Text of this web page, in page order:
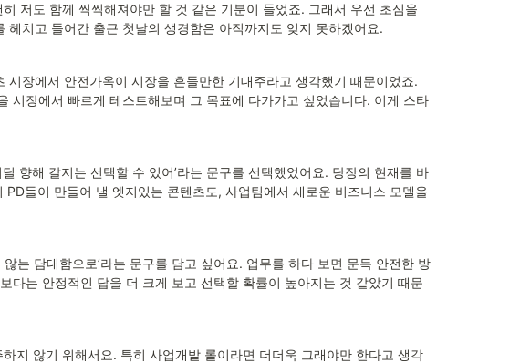
저도 함께 씩씩해져야만 할 것 같은 기분이 들었죠. 그래서 우선 초심을
치고 들어간 출근 첫날의 생경함은 아직까지도 잊지 못하겠어요.
장에서 안전가옥이 시장을 흔들만한 기대주라고 생각했기 때문이었죠.
시장에서 빠르게 테스트해보며 그 목표에 다가가고 싶었습니다. 이게 스타
향해 갈지는 선택할 수 있어’라는 문구를 선택했었어요. 당장의 현재를 바
들이 만들어 낼 엣지있는 콘텐츠도, 사업팀에서 새로운 비즈니스 모델을
는 담대함으로’라는 문구를 담고 싶어요. 업무를 하다 보면 문득 안전한 방
다는 안정적인 답을 더 크게 보고 선택할 확률이 높아지는 것 같았기 때문
지 않기 위해서요. 특히 사업개발 롤이라면 더더욱 그래야만 한다고 생각